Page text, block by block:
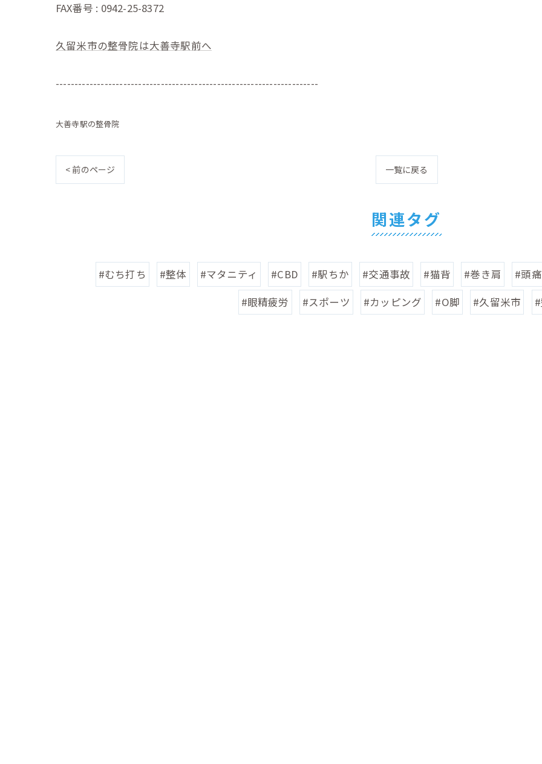
FAX番号 : 0942-25-8372
久留米市の整骨院は大善寺駅前へ
----------------------------------------------------------------------
大善寺駅の整骨院
< 前のページ 一覧に戻る
関連タグ
#むち打ち #整体 #マタニティ #CBD #駅ちか #交通事故 #猫背 #巻き肩 #頭痛
#眼精疲労
#スポーツ #カッピング #O脚 #久留米市